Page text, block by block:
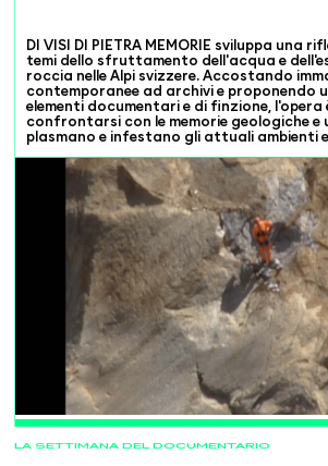
LA SETTIMANA DEL DOCUMENTARIO
DI VISI DI PIETRA MEMORIE sviluppa una
temi dello sfruttamento dell'acqua e
roccia nelle Alpi svizzere. Accostando
contemporanee ad archivi e proponendo
elementi documentari e di finzione, l'opera
confrontarsi con le memorie geologiche e
plasmano e infestano gli attuali ambienti